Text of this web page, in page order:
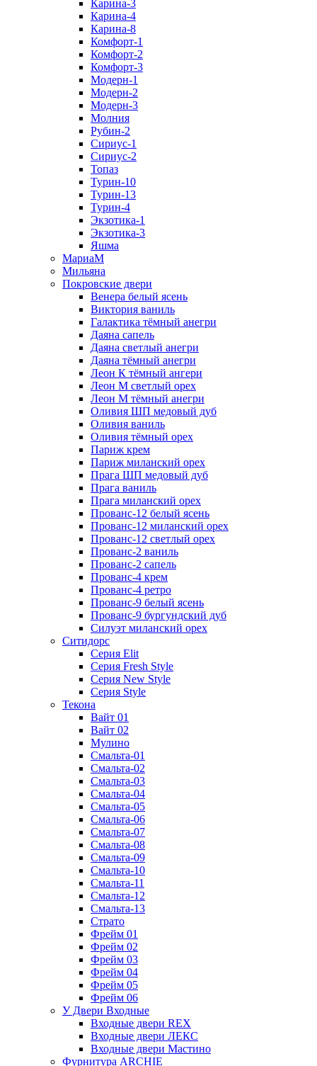
Карина-3
Карина-4
Карина-8
Комфорт-1
Комфорт-2
Комфорт-3
Модерн-1
Модерн-2
Модерн-3
Молния
Рубин-2
Сириус-1
Сириус-2
Топаз
Турин-10
Турин-13
Турин-4
Экзотика-1
Экзотика-3
Яшма
МариаМ
Мильяна
Покровские двери
Венера белый ясень
Виктория ваниль
Галактика тёмный анегри
Даяна сапель
Даяна светлый анегри
Даяна тёмный анегри
Леон К тёмный ангери
Леон М светлый орех
Леон М тёмный анегри
Оливия ШП медовый дуб
Оливия ваниль
Оливия тёмный орех
Париж крем
Париж миланский орех
Прага ШП медовый дуб
Прага ваниль
Прага миланский орех
Прованс-12 белый ясень
Прованс-12 миланский орех
Прованс-12 светлый орех
Прованс-2 ваниль
Прованс-2 сапель
Прованс-4 крем
Прованс-4 ретро
Прованс-9 белый ясень
Прованс-9 бургундский дуб
Силуэт миланский орех
Ситидорс
Серия Elit
Серия Fresh Style
Серия New Style
Серия Style
Текона
Вайт 01
Вайт 02
Мулино
Смальта-01
Смальта-02
Смальта-03
Смальта-04
Смальта-05
Смальта-06
Смальта-07
Смальта-08
Смальта-09
Смальта-10
Смальта-11
Смальта-12
Смальта-13
Страто
Фрейм 01
Фрейм 02
Фрейм 03
Фрейм 04
Фрейм 05
Фрейм 06
У Двери Входные
Входные двери REX
Входные двери ЛЕКС
Входные двери Мастино
Фурнитура ARCHIE